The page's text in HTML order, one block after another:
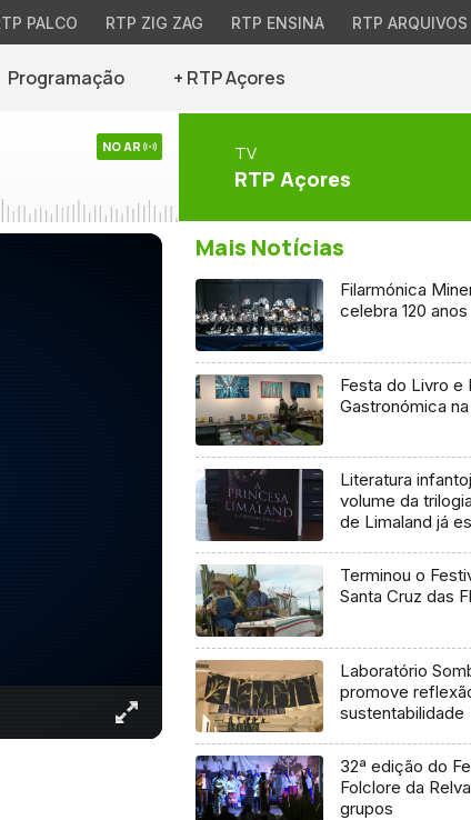
PALCO RTP ZIG ZAG RTP ENSINA RTP ARQUIVOS
Programação + RTP Açores
NO AR TV
RTP Açores
Mais Notícias
Filarmónica
celebra 120 anos
Festa do Livro e
Gastronómica
Literatura
volume da
de Limaland já
Terminou o
Santa Cruz das
Laboratório
promove
sustentabilidade
32ª edição do
Folclore da
grupos